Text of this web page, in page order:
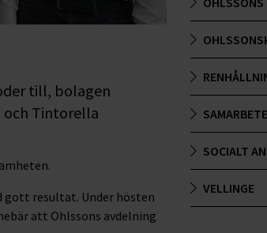
till, bolagen
och Tintorella
gott resultat. Under hösten
att Ohlssons avdelning
SOCIALT
VELLINGE